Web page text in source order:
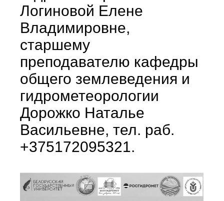
Логиновой Елене
Владимировне,
старшему
преподавателю кафедры
общего землеведения и
гидрометеорологии
Дорожко Наталье
Васильевне, тел. раб.
+375172095321.